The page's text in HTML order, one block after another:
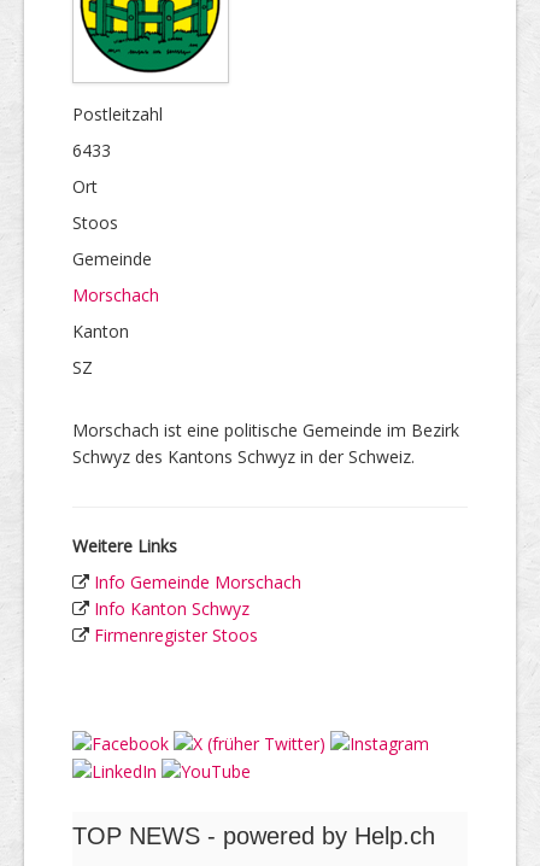
Postleitzahl
6433
Ort
Stoos
Gemeinde
Morschach
Kanton
SZ
Morschach ist eine politische Gemeinde im Bezirk
Schwyz des Kantons Schwyz in der Schweiz.
Weitere Links
Info Gemeinde Morschach
Info Kanton Schwyz
Firmenregister Stoos